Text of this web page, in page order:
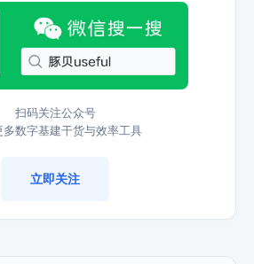
扫码关注公众号
多数字基建干货与效率工具
立即关注